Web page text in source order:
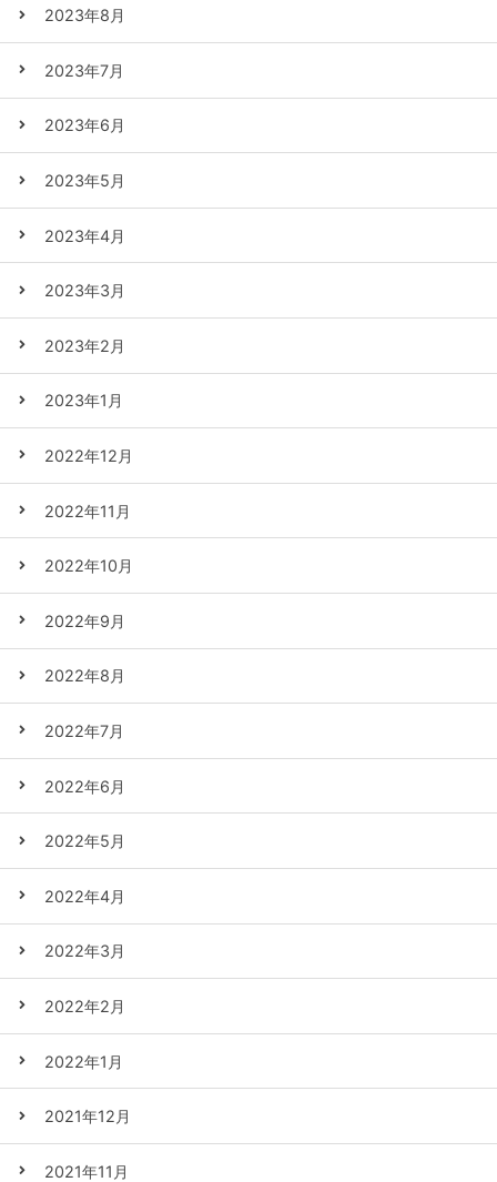
2023年8月
2023年7月
2023年6月
2023年5月
2023年4月
2023年3月
2023年2月
2023年1月
2022年12月
2022年11月
2022年10月
2022年9月
2022年8月
2022年7月
2022年6月
2022年5月
2022年4月
2022年3月
2022年2月
2022年1月
2021年12月
2021年11月